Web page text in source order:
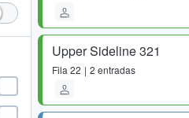
Upper Sideline 321
Fila 22 2 entradas